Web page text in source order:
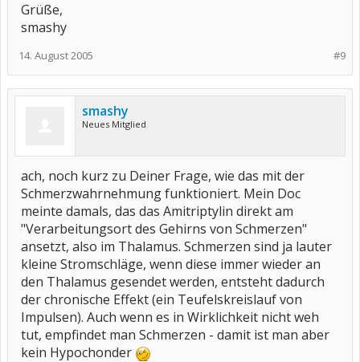
Grüße,
smashy
#9
14. August 2005
smashy
Neues Mitglied
ach, noch kurz zu Deiner Frage, wie das mit der
Schmerzwahrnehmung funktioniert. Mein Doc
meinte damals, das das Amitriptylin direkt am
"Verarbeitungsort des Gehirns von Schmerzen"
ansetzt, also im Thalamus. Schmerzen sind ja lauter
kleine Stromschläge, wenn diese immer wieder an
den Thalamus gesendet werden, entsteht dadurch
der chronische Effekt (ein Teufelskreislauf von
Impulsen). Auch wenn es in Wirklichkeit nicht weh
tut, empfindet man Schmerzen - damit ist man aber
kein Hypochonder